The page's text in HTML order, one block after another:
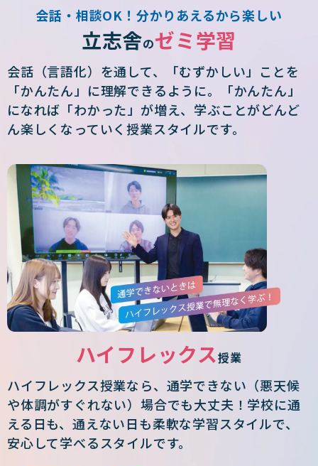
会話・相談OK！分かりあえるから楽しい
立志舎のゼミ学習
会話（言語化）を通して、「むずかしい」ことを
「かんたん」に理解できるように。「かんたん」
になれば「わかった」が増え、学ぶことがどんど
ん楽しくなっていく授業スタイルです。
ハイフレックス授業
ハイフレックス授業なら、通学できない（悪天候
や体調がすぐれない）場合でも大丈夫！学校に通
える日も、通えない日も柔軟な学習スタイルで、
安心して学べるスタイルです。